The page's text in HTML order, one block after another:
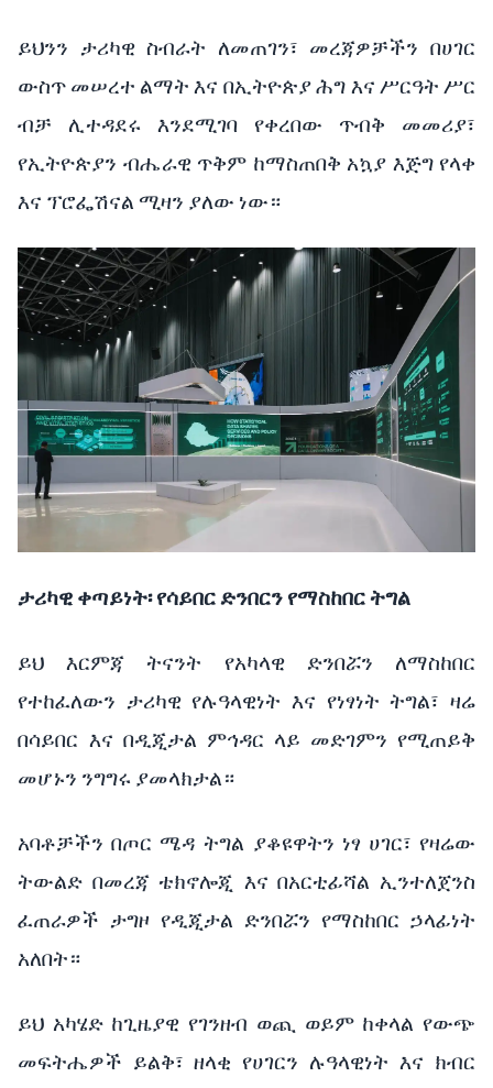
ይህንን ታሪካዊ ስብራት ለመጠገን፣ መረጃዎቻችን በሀገር
ውስጥ መሠረተ ልማት እና በኢትዮጵያ ሕግ እና ሥርዓት ሥር
ብቻ
ሊተዳደሩ እንደሚገባ የቀረበው ጥብቅ
መመሪያ፣
የኢትዮጵያን ብሔራዊ ጥቅም ከማስጠበቅ አኳያ እጅግ የላቀ
እና ፕሮፌሽናል ሚዛን ያለው ነው።
ታሪካዊ ቀጣይነት፡ የሳይበርድንበርን የማስከበርትግል
ይህ እርምጃ ትናንት የአካላዊ ድንበሯን
ለማስከበር
የተከፈለውን ታሪካዊ የሉዓላዊነት እና የነፃነት ትግል፣ ዛሬ
በሳይበር እና በዲጂታል ምኅዳር ላይ መድገምን የሚጠይቅ
መሆኑን ንግግሩ ያመላክታል።
አባቶቻችን በጦር ሜዳ ትግል ያቆዩዋትን ነፃ ሀገር፣ የዛሬው
ትውልድ በመረጃ ቴክኖሎጂ እና በአርቲፊሻል ኢንተለጀንስ
ፈጠራዎች ታግዞ የዲጂታል ድንበሯን የማስከበር ኃላፊነት
አለበት።
ይህ አካሄድ ከጊዜያዊ የገንዘብ ወጪ ወይም ከቀላል የውጭ
መፍትሔዎች ይልቅ፣ ዘላቂ የሀገርን ሉዓላዊነት እና ክብር